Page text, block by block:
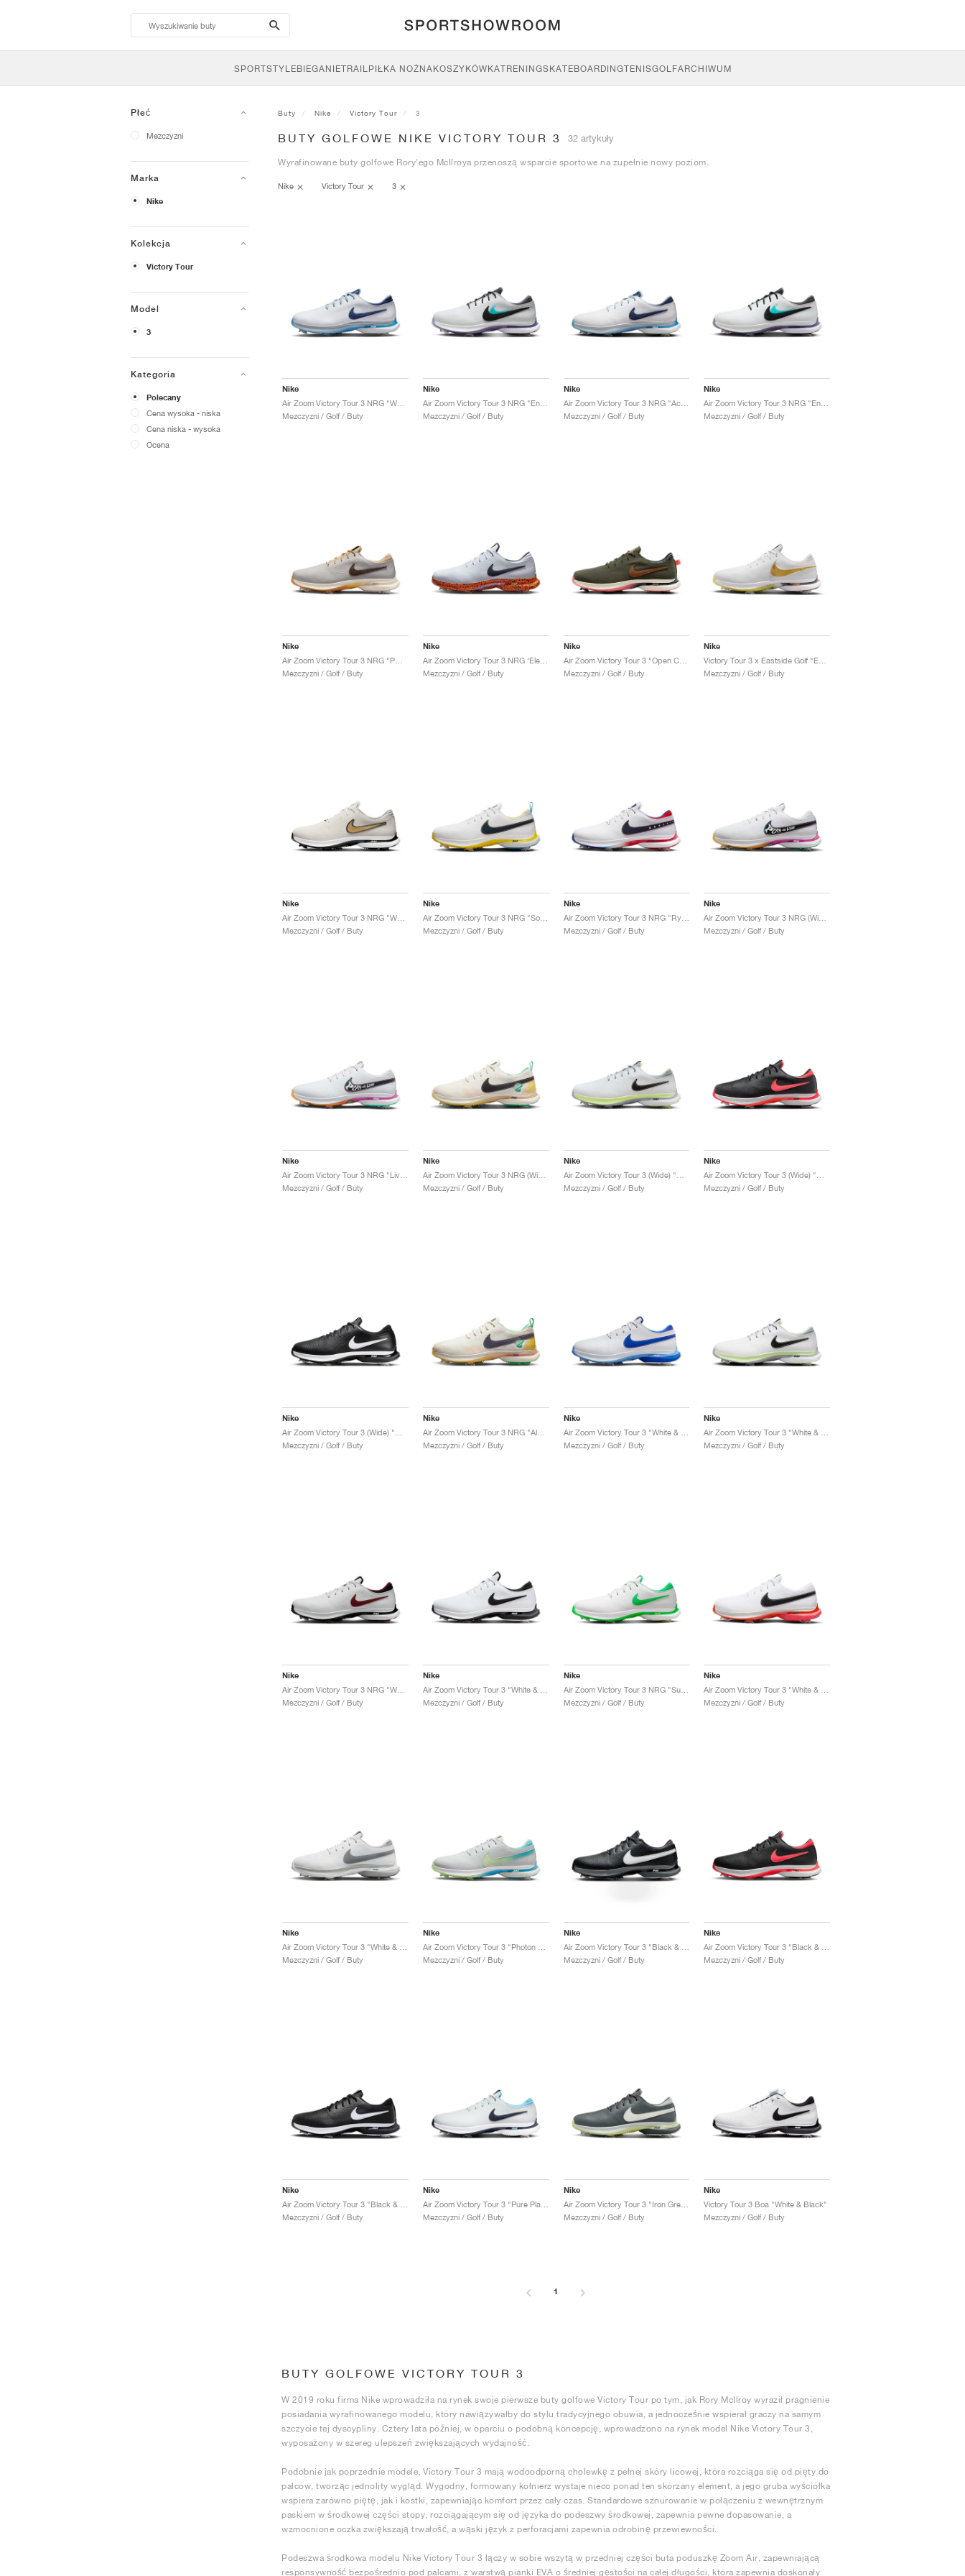
search-
btn
SPORTSTYLEBIEGANIETRAILPIŁKA NOŻNAKOSZYKÓWKATRENINGSKATEBOARDINGTENISGOLFARCHIWUM
Płeć
Mezczyzni
Marka
Nike
Kolekcja
Victory Tour
Model
3
Kategoria
Polecany
Cena wysoka - niska
Cena niska - wysoka
Ocena
Buty Nike Victory Tour 3
BUTY GOLFOWE NIKE VICTORY TOUR 3 32 artykuły
Wyrafinowane buty golfowe Rory'ego McIlroya przenoszą wsparcie sportowe na zupełnie nowy poziom.
Nike Victory Tour 3
Nike
Mezczyzni / Golf / Buty
Nike
Air Zoom Victory Tour 3 NRG "Endless Pursuit Pack"
Mezczyzni / Golf / Buty
Nike
Air Zoom Victory Tour 3 NRG "Accept and Embrace"
Mezczyzni / Golf / Buty
Nike
Mezczyzni / Golf / Buty
Nike
Mezczyzni / Golf / Buty
Nike
Air Zoom Victory Tour 3 NRG ‘Electric Pack’ "Safari"
Mezczyzni / Golf / Buty
Nike
Air Zoom Victory Tour 3 "Open Championship Pack"
Mezczyzni / Golf / Buty
Nike
Mezczyzni / Golf / Buty
Nike
Mezczyzni / Golf / Buty
Nike
Air Zoom Victory Tour 3 NRG "Solheim Cup"
Mezczyzni / Golf / Buty
Nike
Air Zoom Victory Tour 3 NRG "Ryder Cup"
Mezczyzni / Golf / Buty
Nike
Mezczyzni / Golf / Buty
Nike
Mezczyzni / Golf / Buty
Nike
Air Zoom Victory Tour 3 NRG (Wide) "Always Fresh"
Mezczyzni / Golf / Buty
Nike
Mezczyzni / Golf / Buty
Nike
Mezczyzni / Golf / Buty
Nike
Mezczyzni / Golf / Buty
Nike
Air Zoom Victory Tour 3 NRG "Always Fresh"
Mezczyzni / Golf / Buty
Nike
Mezczyzni / Golf / Buty
Nike
Mezczyzni / Golf / Buty
Nike
Mezczyzni / Golf / Buty
Nike
Mezczyzni / Golf / Buty
Nike
Air Zoom Victory Tour 3 NRG "Summit White & Green Shock"
Mezczyzni / Golf / Buty
Nike
Mezczyzni / Golf / Buty
Nike
Mezczyzni / Golf / Buty
Nike
Mezczyzni / Golf / Buty
Nike
Mezczyzni / Golf / Buty
Nike
Mezczyzni / Golf / Buty
Nike
Mezczyzni / Golf / Buty
Nike
Mezczyzni / Golf / Buty
Nike
Air Zoom Victory Tour 3 "Iron Grey & Light Silver"
Mezczyzni / Golf / Buty
Nike
Victory Tour 3 Boa "White & Black"
Mezczyzni / Golf / Buty
1
BUTY GOLFOWE VICTORY TOUR 3
W 2019 roku firma Nike wprowadziła na rynek swoje pierwsze buty golfowe Victory Tour po tym, jak Rory McIlroy wyraził pragnienie
posiadania wyrafinowanego modelu, który nawiązywałby do stylu tradycyjnego obuwia, a jednocześnie wspierał graczy na samym
szczycie tej dyscypliny. Cztery lata później, w oparciu o podobną koncepcję, wprowadzono na rynek model Nike Victory Tour 3,
wyposażony w szereg ulepszeń zwiększających wydajność.
Podobnie jak poprzednie modele, Victory Tour 3 mają wodoodporną cholewkę z pełnej skóry licowej, która rozciąga się od pięty do
palców, tworząc jednolity wygląd. Wygodny, formowany kołnierz wystaje nieco ponad ten skórzany element, a jego gruba wyściółka
wspiera zarówno piętę, jak i kostki, zapewniając komfort przez cały czas. Standardowe sznurowanie w połączeniu z wewnętrznym
paskiem w środkowej części stopy, rozciągającym się od języka do podeszwy środkowej, zapewnia pewne dopasowanie, a
wzmocnione oczka zwiększają trwałość, a wąski język z perforacjami zapewnia odrobinę przewiewności.
Podeszwa środkowa modelu Nike Victory Tour 3 łączy w sobie wszytą w przedniej części buta poduszkę Zoom Air, zapewniającą
responsywność bezpośrednio pod palcami, z warstwą pianki EVA o średniej gęstości na całej długości, która zapewnia doskonały